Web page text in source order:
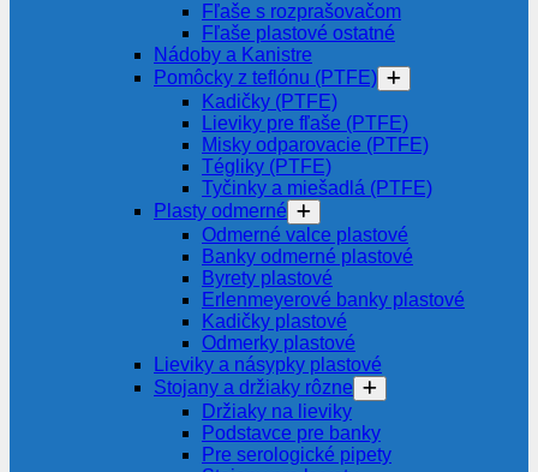
Fľaše s rozprašovačom
Fľaše plastové ostatné
Nádoby a Kanistre
Pomôcky z teflónu (PTFE)
Kadičky (PTFE)
Lieviky pre fľaše (PTFE)
Misky odparovacie (PTFE)
Tégliky (PTFE)
Tyčinky a miešadlá (PTFE)
Plasty odmerné
Odmerné valce plastové
Banky odmerné plastové
Byrety plastové
Erlenmeyerové banky plastové
Kadičky plastové
Odmerky plastové
Lieviky a násypky plastové
Stojany a držiaky rôzne
Držiaky na lieviky
Podstavce pre banky
Pre serologické pipety